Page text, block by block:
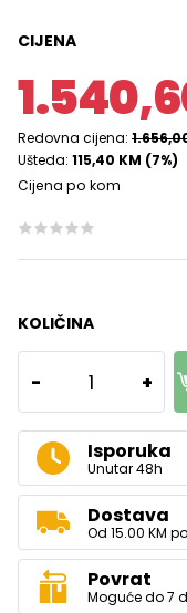
CIJENA
Redovna cijena:
Ušteda: 115,40 KM (7%)
Cijena po kom
KOLIČINA
- 1 +
Isporuka
Unutar 48h
Dostava
Od 15.00 KM
Povrat
Moguće do 7